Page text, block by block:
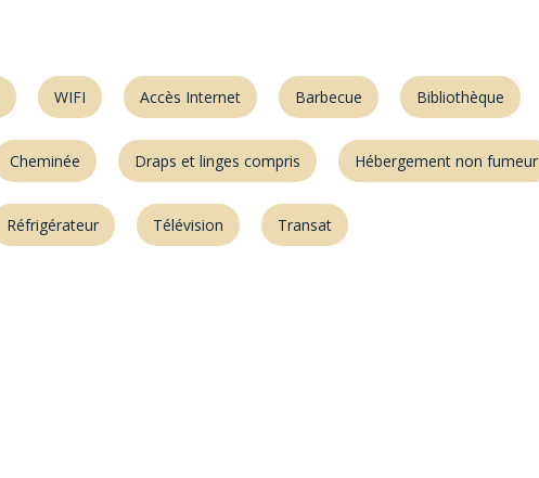
WIFI Accès Internet Barbecue Bibliothèque
Cheminée Draps et linges compris Hébergement non fumeur
Réfrigérateur Télévision Transat